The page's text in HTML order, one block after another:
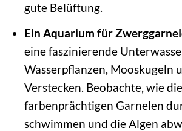
gute Belüftung.
Ein Aquarium für
eine faszinierende
Wasserpflanzen, Mooskugeln
Verstecken. Beobachte, wie die
farbenprächtigen Garnelen
schwimmen und die Algen